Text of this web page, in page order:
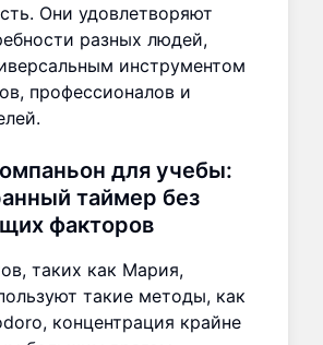
Они удовлетворяют
разных людей,
инструментом
профессионалов и
для учебы:
таймер без
факторов
таких как Мария,
такие методы, как
концентрация крайне